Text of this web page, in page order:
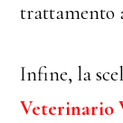
trattamento
Infine, la
Veterinario